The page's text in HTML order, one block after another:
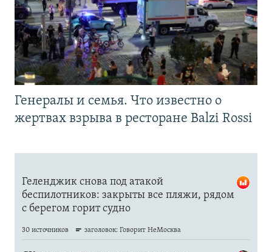
Генералы и семья. Что известно о
жертвах взрыва в ресторане Balzi Rossi